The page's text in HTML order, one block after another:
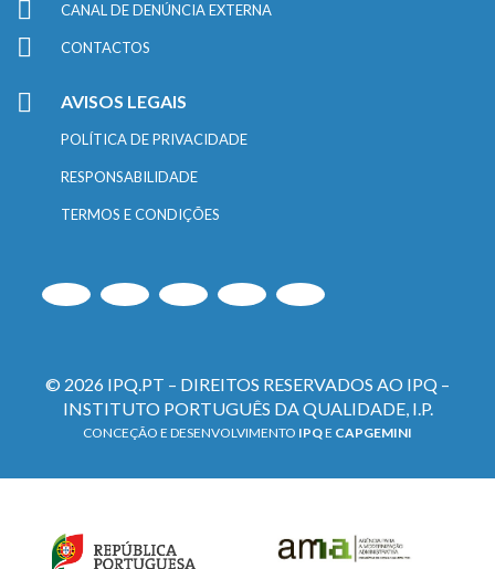
CANAL DE DENÚNCIA EXTERNA
CONTACTOS
AVISOS LEGAIS
POLÍTICA DE PRIVACIDADE
RESPONSABILIDADE
TERMOS E CONDIÇÕES
© 2026 IPQ.PT – DIREITOS RESERVADOS AO IPQ –
INSTITUTO PORTUGUÊS DA QUALIDADE, I.P.
CONCEÇÃO E DESENVOLVIMENTO IPQE CAPGEMINI